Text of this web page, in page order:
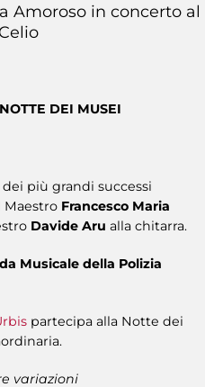
Amoroso in concerto al
DEI MUSEI
più grandi successi
Maestro Francesco Maria
Davide Aru alla chitarra.
Musicale della Polizia
partecipa alla Notte dei
variazioni